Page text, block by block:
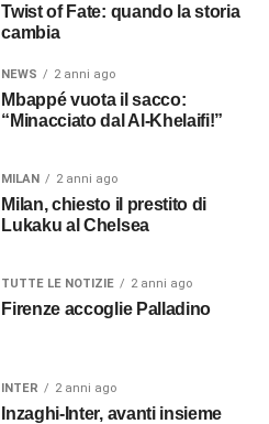
Twist of Fate: quando la storia
cambia
NEWS 2 anni ago
Mbappé vuota il sacco:
“Minacciato dal Al-Khelaifi!”
MILAN 2 anni ago
Milan, chiesto il prestito di
Lukaku al Chelsea
TUTTE LE NOTIZIE 2 anni ago
Firenze accoglie Palladino
INTER 2 anni ago
Inzaghi-Inter, avanti insieme